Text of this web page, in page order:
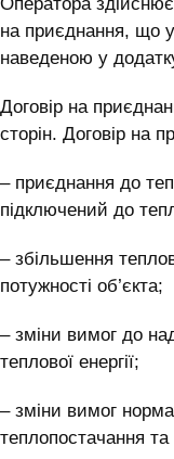
на приєднання, що
наведеною у
Договір на
сторін. Договір на
– приєднання до
підключений до
– збільшення
потужності об’єкта;
– зміни вимог до
теплової енергії;
– зміни вимог
теплопостачання та